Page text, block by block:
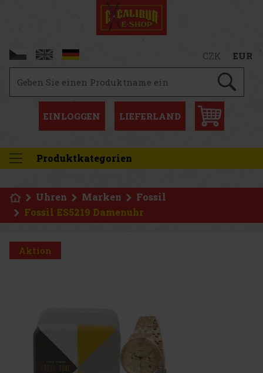
CZK EUR
EINLOGGEN LIEFERLAND
Produktkategorien
Uhren Marken
Fossil
Fossil ES5219 Damenuhr
Aktion